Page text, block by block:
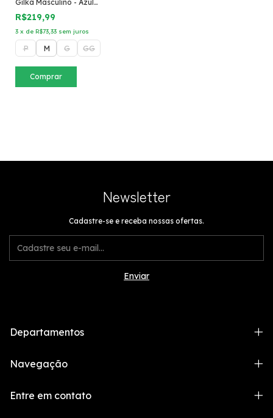
Gilka Masculino - Azul
Petróleo
R$219,99
3 x de R$73,33 sem juros
P M G GG
Comprar
Newsletter
Cadastre-se e receba nossas ofertas.
Departamentos
Navegação
Entre em contato